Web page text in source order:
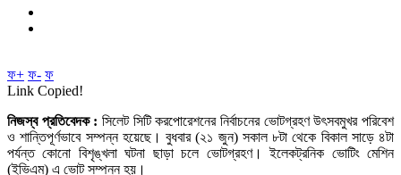
ফ+ ফ- ফ
Link Copied!
নিজস্ব প্রতিবেদক : সিলেট সিটি করপোরেশনের নির্বাচনের ভোটগ্রহণ উৎসবমুখর পরিবেশ
ও শান্তিপূর্ণভাবে সম্পন্ন হয়েছে। বুধবার (২১ জুন) সকাল ৮টা থেকে বিকাল সাড়ে ৪টা
পর্যন্ত কোনো বিশৃঙ্খলা ঘটনা ছাড়া চলে ভোটগ্রহণ। ইলেকট্রনিক ভোটিং মেশিন
(ইভিএম) এ ভোট সম্পন্ন হয়।